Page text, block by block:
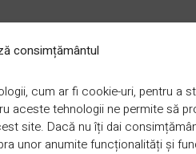
consimțământul
cum ar fi cookie-uri, pentru a
aceste tehnologii ne permite să
site. Dacă nu îți dai
unor anumite funcționalități și
25 ml / Rolă